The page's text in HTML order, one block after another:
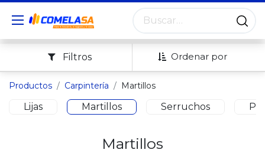
Ordenar por
Filtros
Productos Carpintería Martillos
Lijas Martillos Serruchos
Martillos